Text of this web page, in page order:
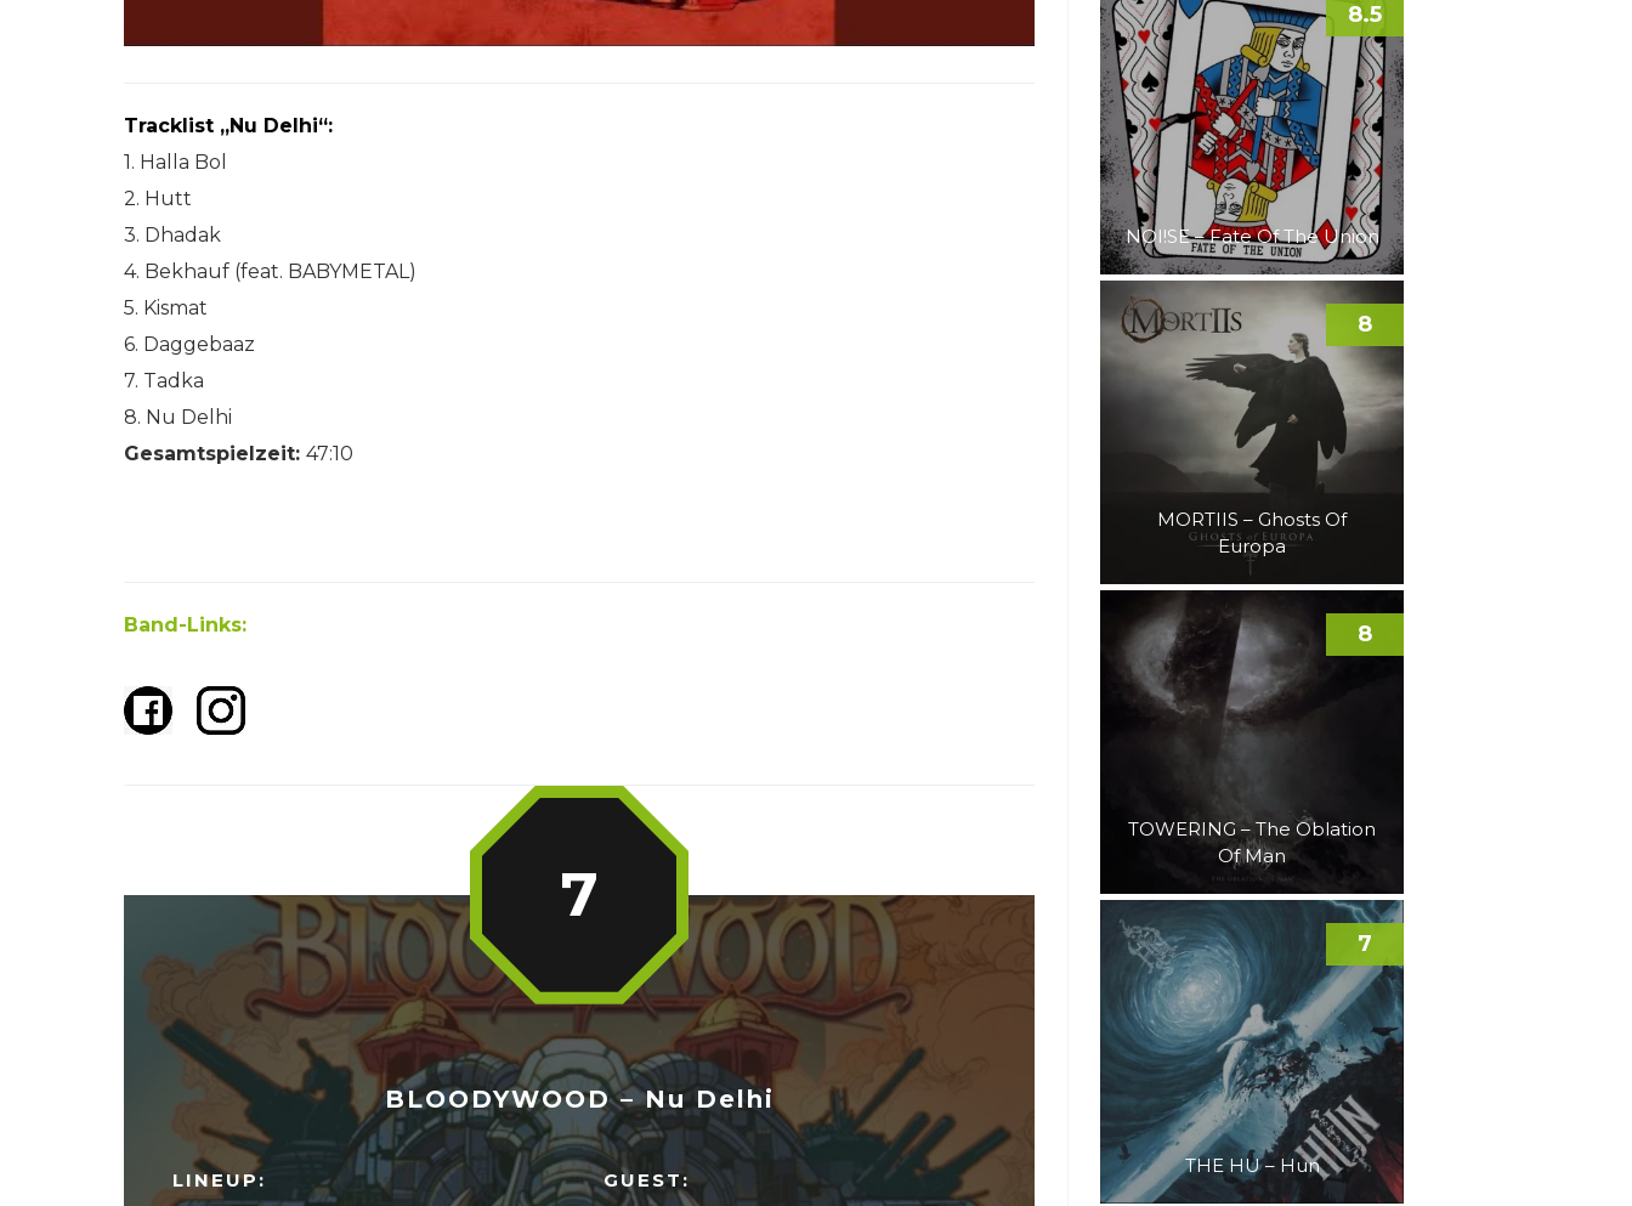
Tracklist „Nu Delhi“:
1. Halla Bol
2. Hutt
3. Dhadak
4. Bekhauf (feat. BABYMETAL)
5. Kismat
6. Daggebaaz
7. Tadka
8. Nu Delhi
Gesamtspielzeit: 47:10
Band-Links:
BLOODYWOOD – Nu Delhi
LINEUP: GUEST:
7
NOI!SE – Fate Of The Union
8.5
MORTIIS – Ghosts Of
Europa
8
TOWERING – The Oblation
Of Man
8
THE HU – Hun
7